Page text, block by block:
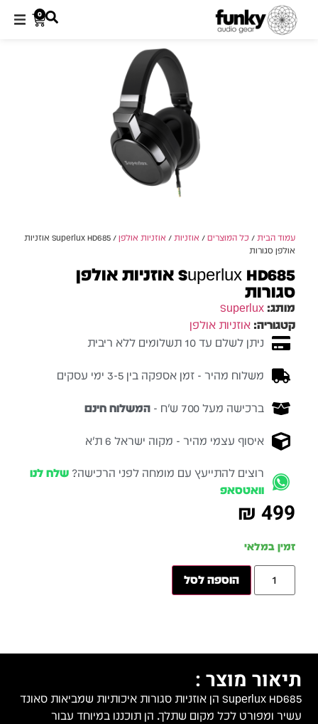
0
עמוד הבית / כל המוצרים / אוזניות / אוזניות אולפן
/ Superlux HD685 אוזניות
אולפן סגורות
Superlux HD685 אוזניות אולפן
סגורות
מותג:Superlux
קטגוריה:אוזניות אולפן
ניתן לשלם עד 10 תשלומים ללא ריבית
משלוח מהיר - זמן אספקה בין 3-5 ימי עסקים
ברכישה מעל 700 ש״ח - המשלוח חינם
איסוף עצמי מהיר - מקוה ישראל 6 ת״א
רוצים להתייעץ עם מומחה לפני הרכישה? שלח לנו
וואטסאפ
₪ 499
זמין במלאי
הוספה לסל
תיאור מוצר :
Superlux HD685 הן אוזניות סגורות איכותיות שמביאות סאונד
עשיר ומפורט לכל מקום שתלך. הן תוכננו במיוחד עבור